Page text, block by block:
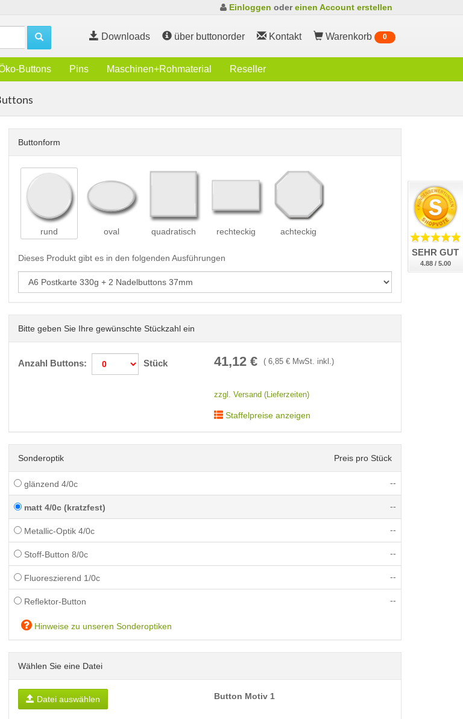
Einloggen odereinen Account erstellen
Downloads über buttonorder Kontakt Warenkorb 0
Buttons Pins Maschinen+Rohmaterial Reseller
Buttonform
rund oval quadratisch rechteckig achteckig
Dieses Produkt gibt es in den folgenden Ausführungen
Bitte geben Sie Ihre gewünschte Stückzahl ein
Anzahl Buttons: Stück 41,12€ ( 6,85€ MwSt. inkl.)
zzgl. Versand (Lieferzeiten)
Staffelpreise anzeigen
Sonderoptik Preis pro Stück
glänzend 4/0c --
matt 4/0c (kratzfest) --
Metallic-Optik 4/0c --
Stoff-Button 8/0c --
Fluoreszierend 1/0c --
Reflektor-Button --
Hinweise zu unseren Sonderoptiken
Wählen Sie eine Datei
Datei auswählen Button Motiv 1
< /picture>
SEHR GUT
4.88 / 5.00